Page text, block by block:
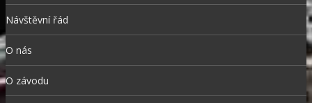
Návštěvní řád
O nás
O závodu